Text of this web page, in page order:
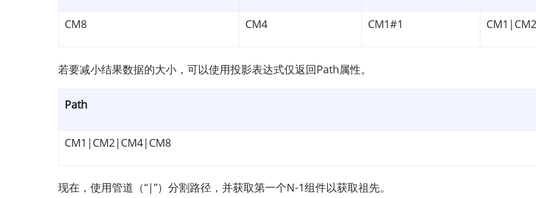
CM8 CM4 CM1#1
若要减小结果数据的大小，可以使用投影表达式仅返回Path属性。
Path
CM1|CM2|CM4|CM8
现在，使用管道（“|”）分割路径，并获取第一个N-1组件以获取祖先。